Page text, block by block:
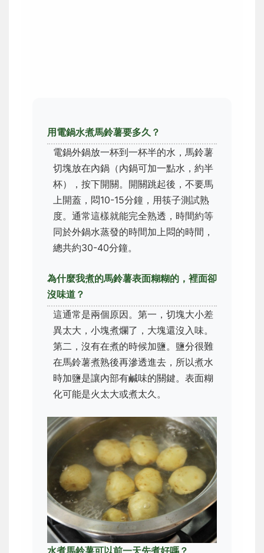
用電鍋水煮馬鈴薯要多久？
電鍋外鍋放一杯到一杯半的水，馬鈴薯
切塊放在內鍋（內鍋可加一點水，約半
杯），按下開關。開關跳起後，不要馬
上開蓋，悶10-15分鐘，用筷子測試熟
度。通常這樣就能完全熟透，時間約等
同於外鍋水蒸發的時間加上悶的時間，
總共約30-40分鐘。
為什麼我煮的馬鈴薯表面糊糊的，裡面卻
沒味道？
這通常是兩個原因。第一，切塊大小差
異太大，小塊煮爛了，大塊還沒入味。
第二，沒有在煮的時候加鹽。鹽分很難
在馬鈴薯煮熟後再滲透進去，所以煮水
時加鹽是讓內部有鹹味的關鍵。表面糊
化可能是火太大或煮太久。